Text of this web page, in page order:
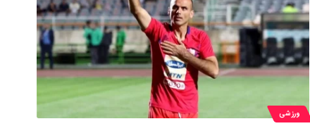
ورزشی